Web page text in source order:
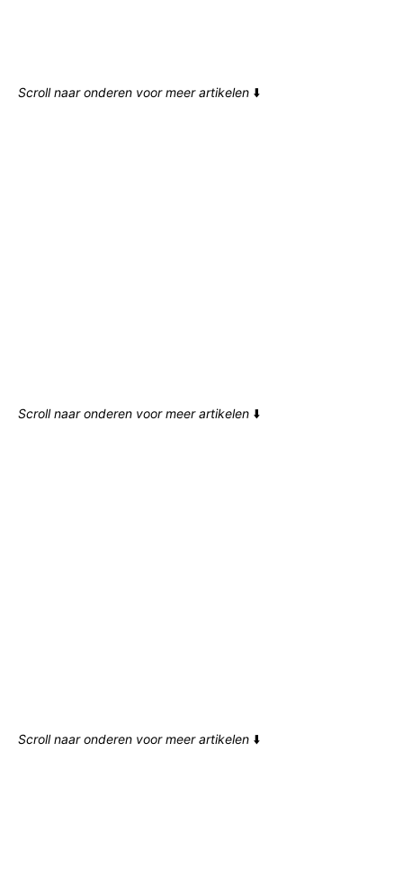
Scroll naar onderen voor meer artikelen ⬇️
Scroll naar onderen voor meer artikelen ⬇️
Scroll naar onderen voor meer artikelen ⬇️